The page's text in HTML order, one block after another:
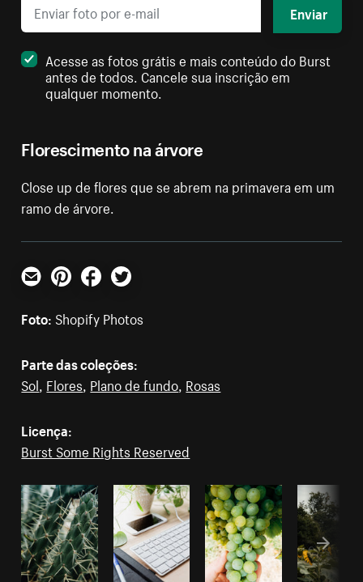
Florescimento na árvore
Close up de flores que se abrem na primavera em um
ramo de árvore.
Enviar
Acesse as fotos grátis e mais conteúdo do Burst
antes de todos. Cancele sua inscrição em
qualquer momento.
E-mailPinterestFacebookTwitter
Foto: Shopify Photos
Parte das coleções:
Sol, Flores, Plano de fundo, Rosas
Licença:
Burst Some Rights Reserved